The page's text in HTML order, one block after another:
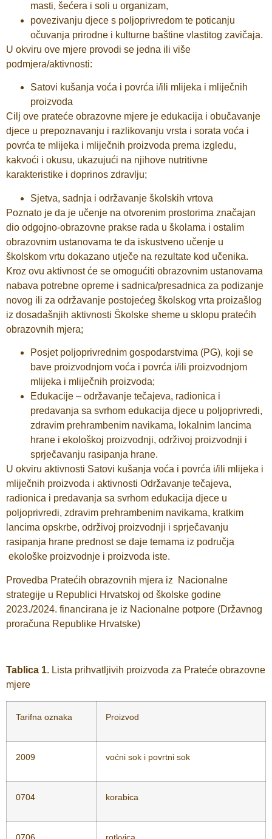
masti, šećera i soli u organizam,
povezivanju djece s poljoprivredom te poticanju
očuvanja prirodne i kulturne baštine vlastitog zavičaja.
U okviru ove mjere provodi se jedna ili više
podmjera/aktivnosti:
Satovi kušanja voća i povrća i/ili mlijeka i mliječnih
proizvoda
Cilj ove prateće obrazovne mjere je edukacija i obučavanje
djece u prepoznavanju i razlikovanju vrsta i sorata voća i
povrća te mlijeka i mliječnih proizvoda prema izgledu,
kakvoći i okusu, ukazujući na njihove nutritivne
karakteristike i doprinos zdravlju;
Sjetva, sadnja i održavanje školskih vrtova
Poznato je da je učenje na otvorenim prostorima značajan
dio odgojno-obrazovne prakse rada u školama i ostalim
obrazovnim ustanovama te da iskustveno učenje u
školskom vrtu dokazano utječe na rezultate kod učenika.
Kroz ovu aktivnost će se omogućiti obrazovnim ustanovama
nabava potrebne opreme i sadnica/presadnica za podizanje
novog ili za održavanje postojećeg školskog vrta proizašlog
iz dosadašnjih aktivnosti Školske sheme u sklopu pratećih
obrazovnih mjera;
Posjet poljoprivrednim gospodarstvima (PG), koji se
bave proizvodnjom voća i povrća i/ili proizvodnjom
mlijeka i mliječnih proizvoda;
Edukacije – održavanje tečajeva, radionica i
predavanja sa svrhom edukacija djece u poljoprivredi,
zdravim prehrambenim navikama, lokalnim lancima
hrane i ekološkoj proizvodnji, održivoj proizvodnji i
sprječavanju rasipanja hrane.
U okviru aktivnosti Satovi kušanja voća i povrća i/ili mlijeka i
mliječnih proizvoda i aktivnosti Održavanje tečajeva,
radionica i predavanja sa svrhom edukacija djece u
poljoprivredi, zdravim prehrambenim navikama, kratkim
lancima opskrbe, održivoj proizvodnji i sprječavanju
rasipanja hrane prednost se daje temama iz područja
ekološke proizvodnje i proizvoda iste.
Provedba Pratećih obrazovnih mjera iz Nacionalne
strategije u Republici Hrvatskoj od školske godine
2023./2024. financirana je iz Nacionalne potpore (Državnog
proračuna Republike Hrvatske)
Tablica 1. Lista prihvatljivih proizvoda za Prateće obrazovne
mjere
Tarifna oznaka Proizvod
2009 voćni sok i povrtni sok
0704 korabica
0706 rotkvica